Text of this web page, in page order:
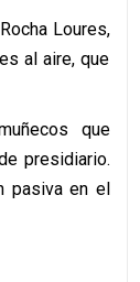
Loures,
al aire, que
que
presidiario.
pasiva en el